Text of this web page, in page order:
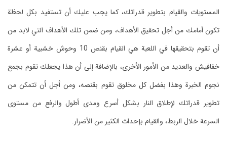
المستويات والقيام بتطوير قدراتك، كما يجب عليك أن تستفيد بكل لحظة
تكون أمامك من أجل تحقيق الأهداف، ومن ضمن تلك الأهداف التي لابد من
أن تقوم بتحقيقها في اللعبة هي القيام بقنص 10 وحوش خشبية أو عشرة
خفافيش والعديد من الأمور الأخرى، بالإضافة إلى أن هذا يجعلك تقوم بجمع
نجوم الخبرة وهذا بفضل كل مخلوق تقوم بقنصه، ومن أجل أن تتمكن من
تطوير قدراتك لإطلاق النار بشكل أسرع ومدى أطول والرفع من مستوى
السرعة خلال الربط، والقيام بإحداث الكثير من الأضرار.